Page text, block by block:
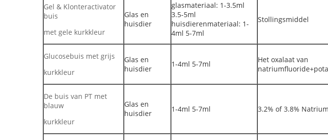
Gel & Klonteractivator
buis
met gele kurkkleur
Glas en
huisdier
glasmateriaal: 1-3.5ml
3.5-5ml
huisdierenmateriaal: 1-
4ml 5-7ml
Stollingsmiddel
Glucosebuis met grijs
kurkkleur
Glas en
huisdier
1-4ml 5-7ml
Het oxalaat van
De buis van PT met
blauw
kurkkleur
Glas en
huisdier
1-4ml 5-7ml 3.2% of 3.8%